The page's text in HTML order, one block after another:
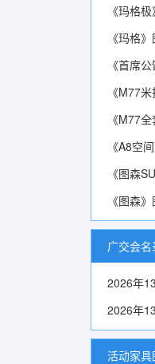
《玛格
《玛格
《首席
《M77
《M77
《A8空
《图森
《图森
广交会名
2026年
2026年
活动家具